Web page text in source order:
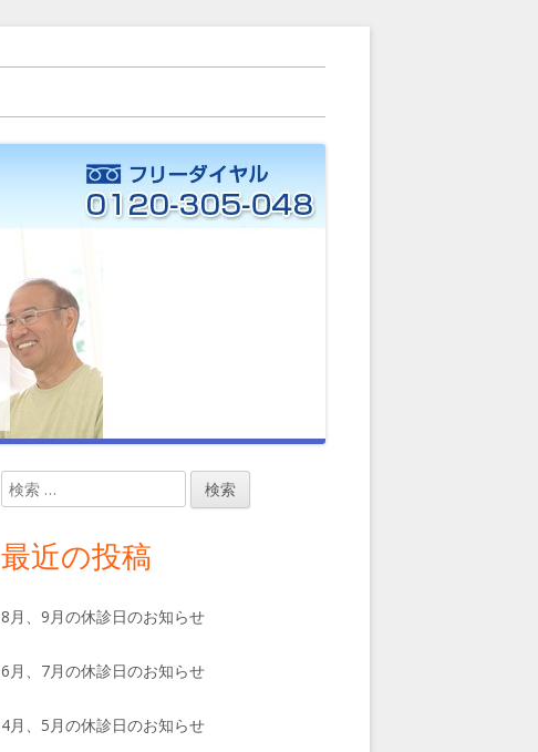
メ
イ
サ
イ
ド
検
索:
最近の投稿
8月、9月の休診日のお知らせ
6月、7月の休診日のお知らせ
4月、5月の休診日のお知らせ